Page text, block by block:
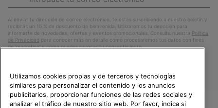
Al enviar tu dirección de correo electrónico, te estás suscribiendo a nuestro boletín y
recibirás un 15 % de descuento de bienvenida. Utilizaremos tu dirección para
informarte de novedades, ofertas y eventos promocionales. Consulta nuestra Política
de Privacidad para conocer más en detalle cómo procesaremos tus datos con fines
de ’marketing’ y cómo puedes revocar tu consentimiento.
Utilizamos cookies propias y de terceros y tecnologías
similares para personalizar el contenido y los anuncios
publicitarios, proporcionar funciones de las redes sociales y
analizar el tráfico de nuestro sitio web. Por favor, indica si